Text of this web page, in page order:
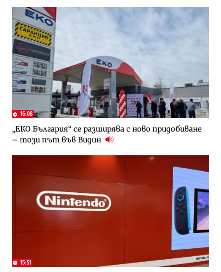
16:08
„ЕКО България“ се разширява с ново придобиване
– този път във Видин
15:51